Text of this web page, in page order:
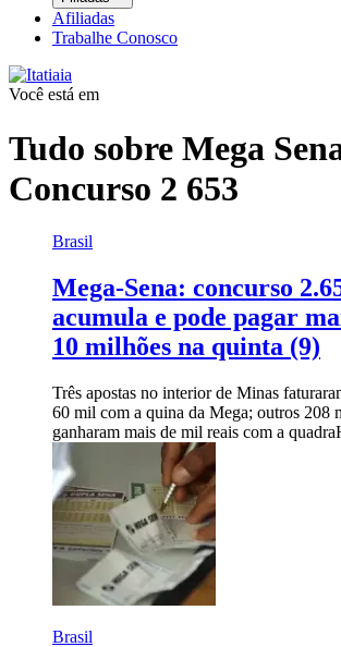
Afiliadas
Trabalhe Conosco
Você está em
Tudo sobre Mega
Concurso 2 653
Brasil
Mega-Sena: concurso
acumula e pode pagar
10 milhões na quinta (9)
Três apostas no interior de Minas
60 mil com a quina da Mega; outros 208
ganharam mais de mil reais com a quadra
Brasil